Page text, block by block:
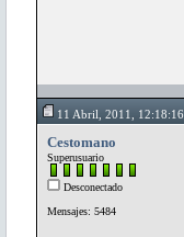
11 Abril, 2011, 12:18:16
Cestomano
Superusuario
Desconectado
Mensajes: 5484